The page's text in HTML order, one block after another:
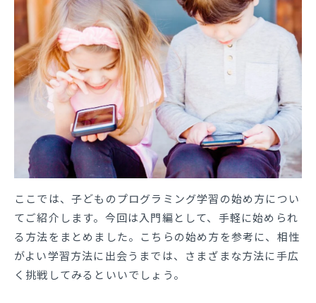
ここでは、子どものプログラミング学習の始め方につい
てご紹介します。今回は入門編として、手軽に始められ
る方法をまとめました。こちらの始め方を参考に、相性
がよい学習方法に出会うまでは、さまざまな方法に手広
く挑戦してみるといいでしょう。